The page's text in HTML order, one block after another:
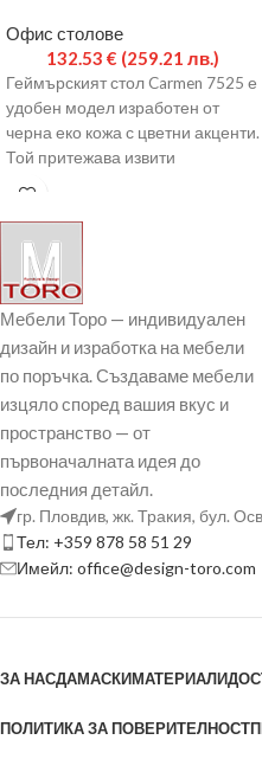
Офис столове
132.53 € (259.21 лв.)
Геймърският стол Carmen 7525 е
удобен модел изработен от
черна еко кожа с цветни акценти.
Той притежава извити
подлакътници, газов
Мебели Торо — индивидуален
дизайн и изработка на мебели
по поръчка. Създаваме мебели
изцяло според вашия вкус и
пространство — от
първоначалната идея до
последния детайл.
гр. Пловдив, жк. Тракия, бул.
Тел: +359 878 58 51 29
Имейл: office@design-toro.com
ЗА НАСДАМАСКИМАТЕРИАЛИ
ПОЛИТИКА ЗА ПОВЕРИТЕЛНОСТ